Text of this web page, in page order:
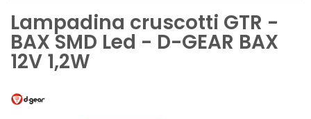
Lampadina cruscotti GTR -
BAX SMD Led - D-GEAR BAX
12V 1,2W